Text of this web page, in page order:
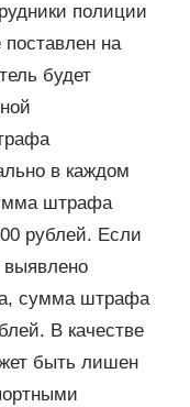
полиции
на
будет
в каждом
штрафа
рублей. Если
сумма штрафа
В качестве
быть лишен